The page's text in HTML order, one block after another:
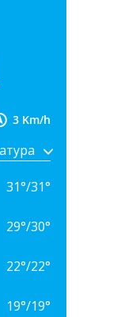
3 Km/h
31°/31°
29°/30°
22°/22°
19°/19°